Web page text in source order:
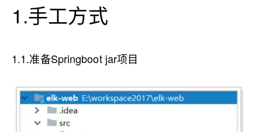
1.手工方式
1.1.准备Springboot jar项目